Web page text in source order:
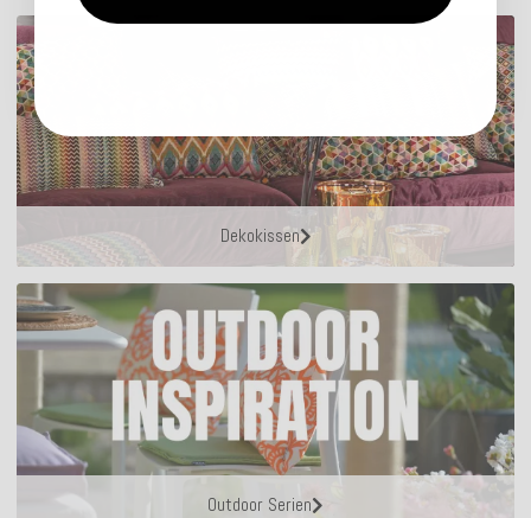
Dekokissen
Outdoor Serien